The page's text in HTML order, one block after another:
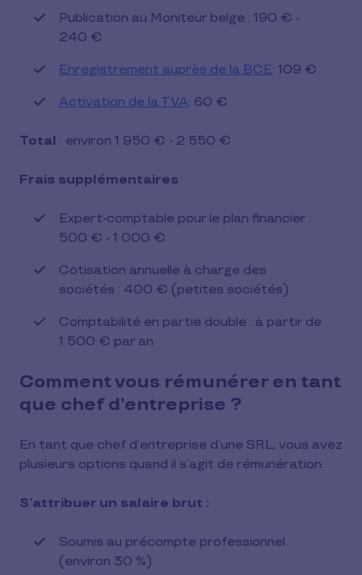
Publication au Moniteur belge : 190 € -
240 €
Enregistrement auprès de la BCE: 109 €
Activation de la TVA: 60 €
Total : environ 1 950 € - 2 550 €
Frais supplémentaires
Expert-comptable pour le plan financier :
500 € - 1 000 €
Cotisation annuelle à charge des
sociétés : 400 € (petites sociétés)
Comptabilité en partie double : à partir de
1 500 € par an
Comment vous rémunérer en tant
que chef d’entreprise ?
En tant que chef d’entreprise d’une SRL, vous avez
plusieurs options quand il s’agit de rémunération.
S’attribuer un salaire brut :
Soumis au précompte professionnel
(environ 30 %)